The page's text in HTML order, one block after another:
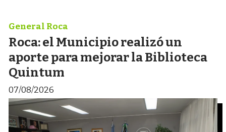
Roca: el Municipio realizó un
aporte para mejorar la Biblioteca
Quintum
General Roca
07/08/2026